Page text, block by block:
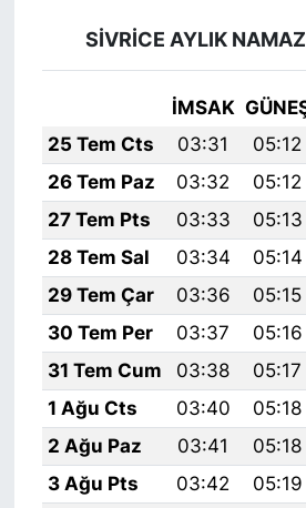
SİVRİCE AYLIK
İMSAK
25 Tem Cts
03:31 05:12
26 Tem Paz
03:32 05:12
27 Tem Pts
03:33 05:13
28 Tem Sal
03:34 05:14
29 Tem Çar
03:36 05:15
30 Tem Per
03:37 05:16
31 Tem Cum
03:38 05:17
1 Ağu Cts
03:40 05:18
2 Ağu Paz
03:41 05:18
3 Ağu Pts
03:42 05:19